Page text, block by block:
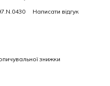
Написати відгук
знижки